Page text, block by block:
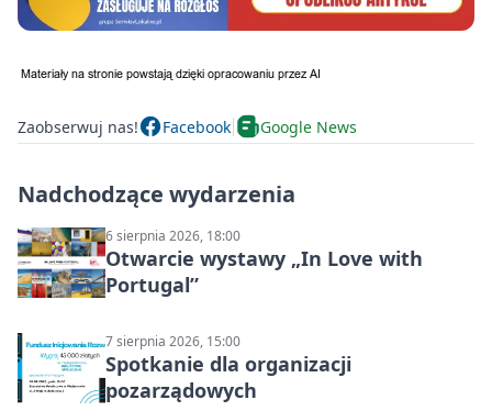
Zaobserwuj nas! Facebook Google News
Nadchodzące wydarzenia
6 sierpnia 2026, 18:00
Otwarcie wystawy „In Love with
Portugal”
7 sierpnia 2026, 15:00
Spotkanie dla organizacji
pozarządowych